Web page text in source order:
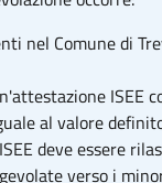
nel Comune di
ISEE
al valore
deve essere
verso i